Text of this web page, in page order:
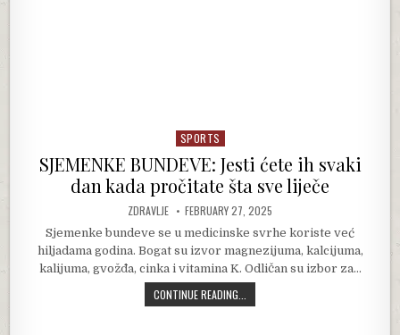
Posted in
SPORTS
SJEMENKE BUNDEVE: Jesti ćete ih svaki
dan kada pročitate šta sve liječe
AUTHOR:
ZDRAVLJE PUBLISHED DATE:
FEBRUARY 27, 2025
Sjemenke bundeve se u medicinske svrhe koriste već
hiljadama godina. Bogat su izvor magnezijuma, kalcijuma,
kalijuma, gvožđa, cinka i vitamina K. Odličan su izbor za…
CONTINUE READING...